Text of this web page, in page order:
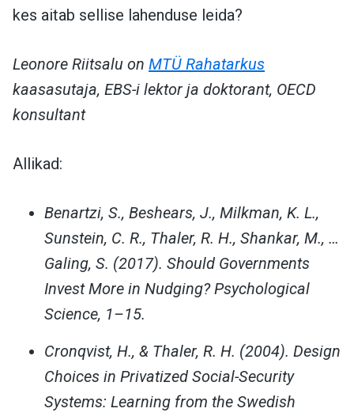
kes aitab sellise lahenduse leida?
Leonore Riitsalu on MTÜ Rahatarkus
kaasasutaja, EBS-i lektor ja doktorant, OECD
konsultant
Allikad:
Benartzi, S., Beshears, J., Milkman, K. L.,
Sunstein, C. R., Thaler, R. H., Shankar, M., …
Galing, S. (2017). Should Governments
Invest More in Nudging? Psychological
Science, 1–15.
Cronqvist, H., & Thaler, R. H. (2004). Design
Choices in Privatized Social-Security
Systems: Learning from the Swedish